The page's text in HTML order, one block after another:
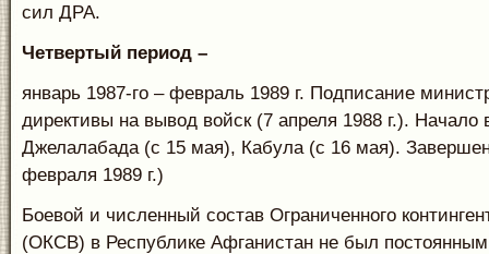
сил ДРА.
Четвертый период –
январь 1987-го – февраль 1989 г. Подписание
директивы на вывод войск (7 апреля 1988 г.). Начало
Джелалабада (с 15 мая), Кабула (с 16 мая).
февраля 1989 г.)
Боевой и численный состав Ограниченного
(ОКСВ) в Республике Афганистан не был